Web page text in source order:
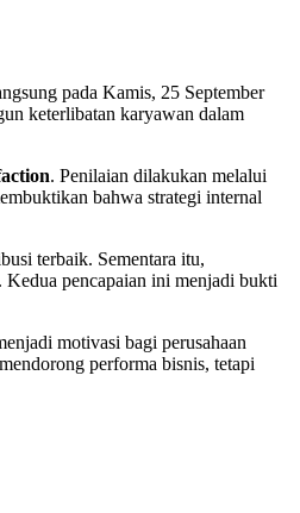
pada Kamis, 25 September
keterlibatan karyawan dalam
. Penilaian dilakukan melalui
bahwa strategi internal
terbaik. Sementara itu,
Kedua pencapaian ini menjadi bukti
motivasi bagi perusahaan
performa bisnis, tetapi